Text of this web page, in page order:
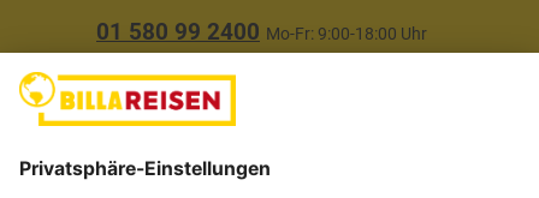
01 580 99 2400 Mo-Fr: 9:00-18:00 Uhr
Über uns
Service